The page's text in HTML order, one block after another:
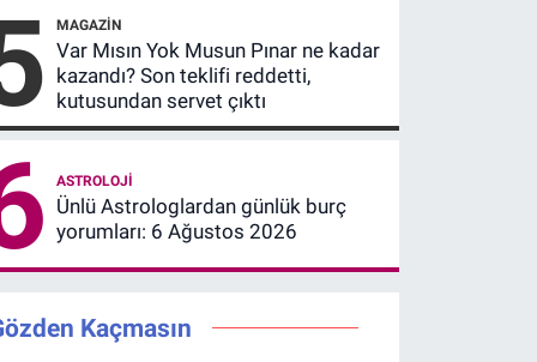
Kralove-
Beşiktaş
hangi
kanalda,
saat
MAGAZIN
Var Mısın Yok Musun Pınar ne kadar
kazandı? Son teklifi reddetti,
kutusundan servet çıktı
ASTROLOJI
Ünlü Astrologlardan günlük burç
yorumları: 6 Ağustos 2026
Kaçmasın